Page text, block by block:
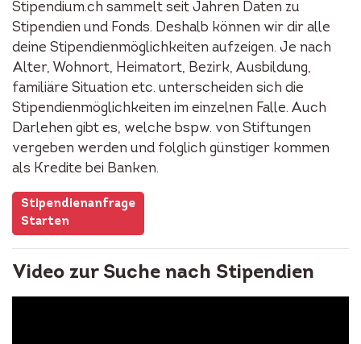
Stipendium.ch sammelt seit Jahren Daten zu
Stipendien und Fonds. Deshalb können wir dir alle
deine Stipendienmöglichkeiten aufzeigen. Je nach
Alter, Wohnort, Heimatort, Bezirk, Ausbildung,
familiäre Situation etc. unterscheiden sich die
Stipendienmöglichkeiten im einzelnen Falle. Auch
Darlehen gibt es, welche bspw. von Stiftungen
vergeben werden und folglich günstiger kommen
als Kredite bei Banken.
Stipendienanfrage
Starten
Video zur Suche nach Stipendien